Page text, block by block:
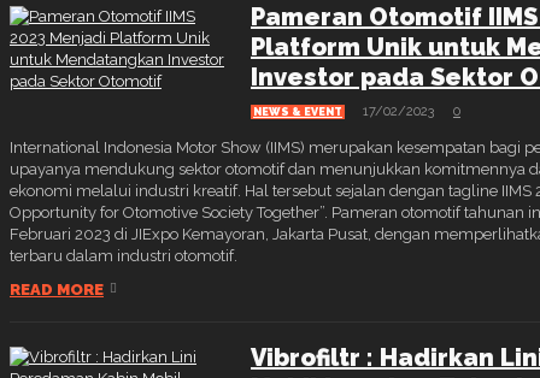
Pameran Otomotif
Platform Unik untuk
Investor pada Sektor
NEWS & EVENT 17/02/2023 0
International Indonesia Motor Show (IIMS) merupakan kesempatan bagi
upayanya mendukung sektor otomotif dan menunjukkan komitmennya
ekonomi melalui industri kreatif. Hal tersebut sejalan dengan tagline IIMS
Opportunity for Otomotive Society Together”. Pameran otomotif tahunan
Februari 2023 di JIExpo Kemayoran, Jakarta Pusat, dengan
terbaru dalam industri otomotif.
READ MORE
Vibrofiltr : Hadirkan